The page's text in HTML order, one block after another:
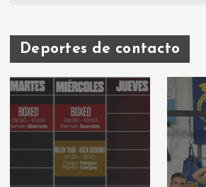
Deportes de contacto